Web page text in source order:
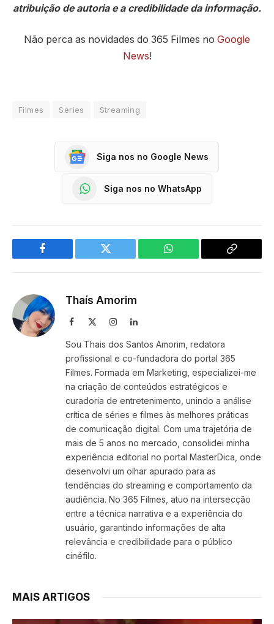
atribuição de autoria e a credibilidade da informação.
Não perca as novidades do 365 Filmes no Google
News!
Filmes Séries Streaming
Siga nos no Google News
Siga nos no WhatsApp
Facebook Twitter WhatsApp
Copy
Thaís Amorim
Facebook InstagramLinkedIn
Sou Thais dos Santos Amorim, redatora
profissional e co-fundadora do portal 365
Filmes. Formada em Marketing, especializei-me
na criação de conteúdos estratégicos e
curadoria de entretenimento, unindo a análise
crítica de séries e filmes às melhores práticas
de comunicação digital. Com uma trajetória de
mais de 5 anos no mercado, consolidei minha
experiência editorial no portal MasterDica, onde
desenvolvi um olhar apurado para as
tendências do streaming e comportamento da
audiência. No 365 Filmes, atuo na intersecção
entre a técnica narrativa e a experiência do
usuário, garantindo informações de alta
relevância e credibilidade para o público
cinéfilo.
MAIS ARTIGOS